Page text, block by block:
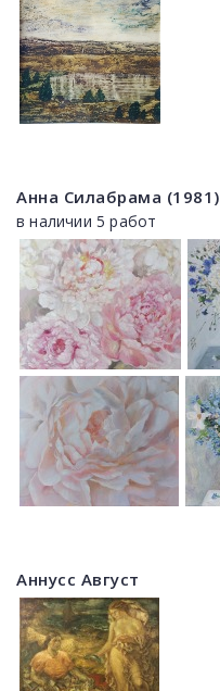
Анна Силабрама (1981)
в наличии 5 работ
Аннусс Август